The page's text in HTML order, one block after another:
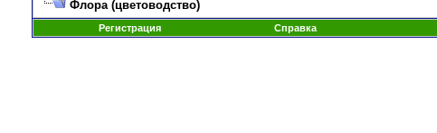
Флора (цветоводство)
Регистрация
Справка